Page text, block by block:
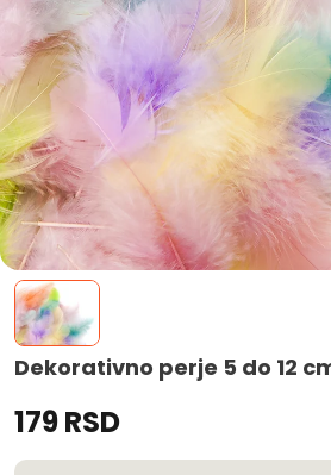
Dekorativno perje 5 do 12
179 RSD